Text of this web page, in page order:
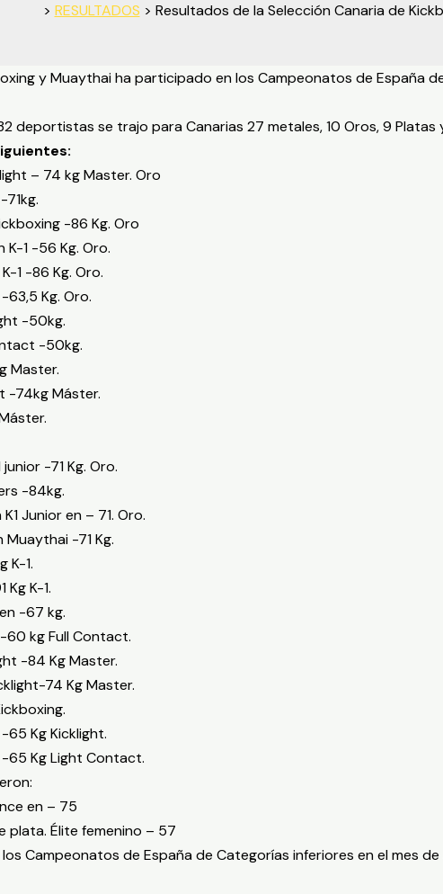
> RESULTADOS > Resultados de la Selección Canaria de
y Muaythai ha participado en los Campeonatos de España
deportistas se trajo para Canarias 27 metales, 10 Oros, 9 Platas
– 74 kg Master. Oro
-86 Kg. Oro
K-1 -56 Kg. Oro.
1 -86 Kg. Oro.
63,5 Kg. Oro.
-50kg.
-50kg.
Master.
-74kg Máster.
-71 Kg. Oro.
-84kg.
Junior en – 71. Oro.
-71 Kg.
K-1.
Kg K-1.
-67 kg.
60 kg Full Contact.
-84 Kg Master.
74 Kg Master.
65 Kg Kicklight.
65 Kg Light Contact.
en – 75
plata. Élite femenino – 57
Campeonatos de España de Categorías inferiores en el mes